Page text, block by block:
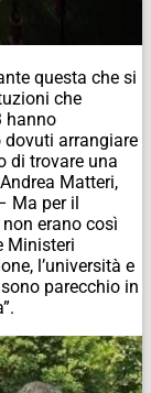
questa che si
che
hanno
arrangiare
di trovare una
Matteri,
Ma per il
non erano così
Ministeri
l’università e
parecchio in